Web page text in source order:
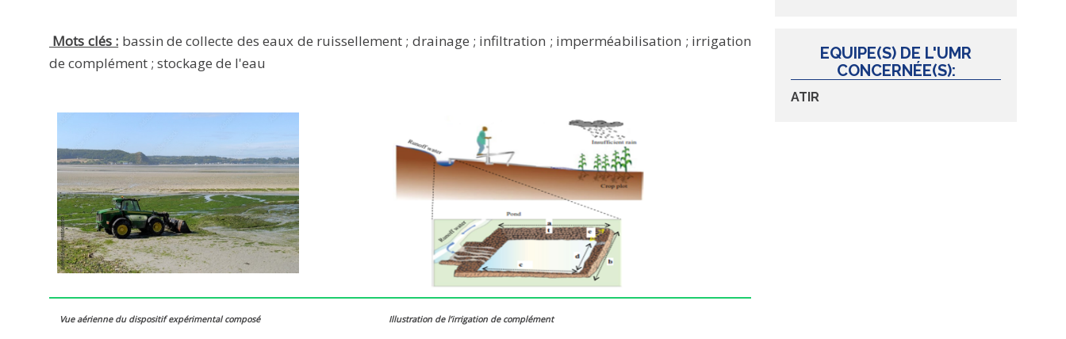
Mots clés : bassin de collecte des eaux de ruissellement ; drainage ; infiltration ; imperméabilisation ; irrigation
de complément ; stockage de l'eau
Vue aérienne du dispositif expérimental composé Illustration de l’irrigation de complément
EQUIPE(S) DE L'UMR
CONCERNÉE(S):
ATIR